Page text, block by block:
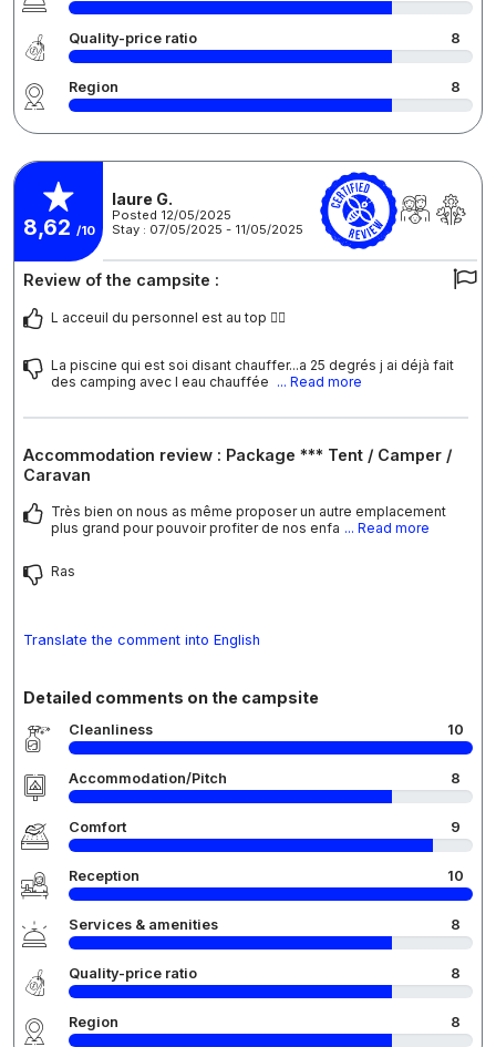
Quality-price ratio 8
Region 8
8,62 /10
laure G.
Posted 12/05/2025
Stay : 07/05/2025 - 11/05/2025
Review of the campsite :
L acceuil du personnel est au top 👍🏻
La piscine qui est soi disant chauffer...a 25 degrés j ai déjà fait
des camping avec l eau chauffée ... Read more
Accommodation review : Package *** Tent / Camper /
Caravan
Très bien on nous as même proposer un autre emplacement
plus grand pour pouvoir profiter de nos enfa ... Read more
Ras
Translate the comment into English
Detailed comments on the campsite
Cleanliness 10
Accommodation/Pitch 8
Comfort 9
Reception 10
Services & amenities 8
Quality-price ratio 8
Region 8